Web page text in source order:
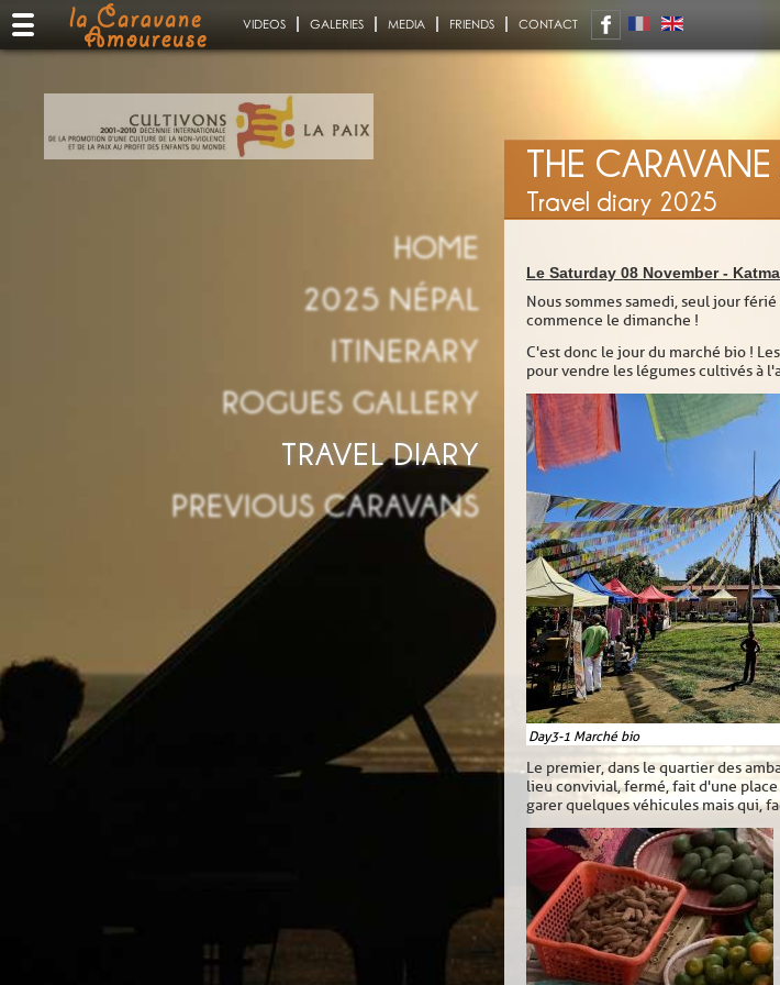
THE
Travel diary 2025
Le Saturday 08 November -
Nous sommes samedi, seul jour
commence le dimanche !
C'est donc le jour du marché bio !
pour vendre les légumes cultivés à
Day3-1 Marché bio
Le premier, dans le quartier des
lieu convivial, fermé, fait d'une
garer quelques véhicules mais qui,
VIDEOS GALERIES MEDIA FRIENDS CONTACT
HOME
2025 NÉPAL
ITINERARY
ROGUES GALLERY
TRAVEL DIARY
PREVIOUS CARAVANS